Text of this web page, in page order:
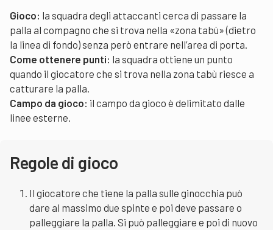
Gioco: la squadra degli attaccanti cerca di passare la
palla al compagno che si trova nella «zona tabù» (dietro
la linea di fondo) senza però entrare nell’area di porta.
Come ottenere punti: la squadra ottiene un punto
quando il giocatore che si trova nella zona tabù riesce a
catturare la palla.
Campo da gioco: il campo da gioco è delimitato dalle
linee esterne.
Regole di gioco
Il giocatore che tiene la palla sulle ginocchia può
dare al massimo due spinte e poi deve passare o
palleggiare la palla. Si può palleggiare e poi di nuovo